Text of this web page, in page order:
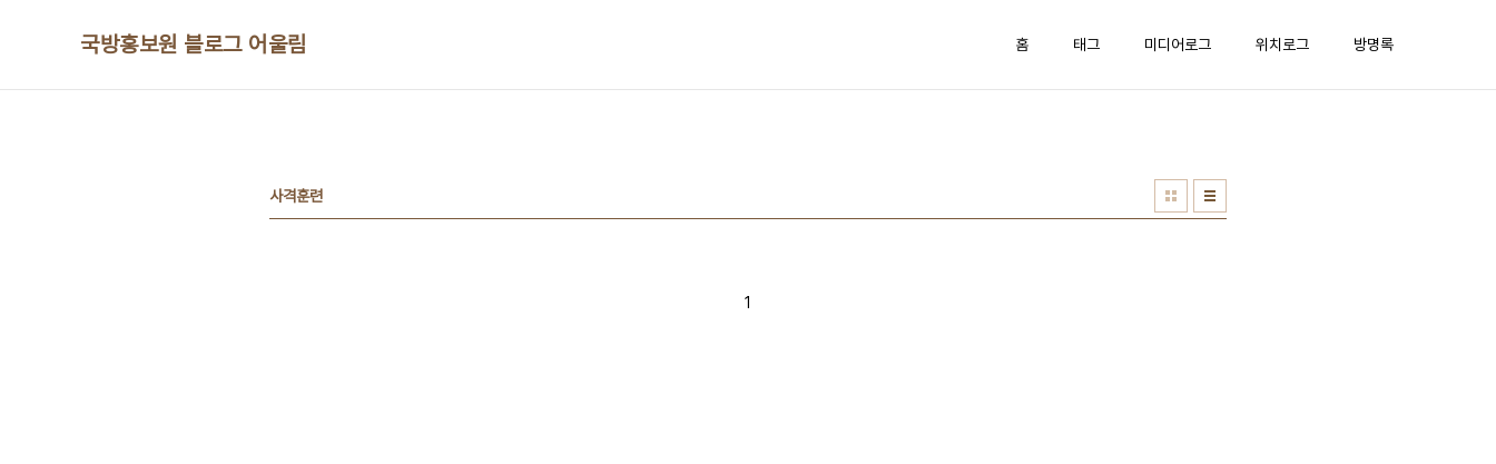
국방홍보원 블로그 어울림 홈 태그 미디어로그 위치로그 방명록
사격훈련
1